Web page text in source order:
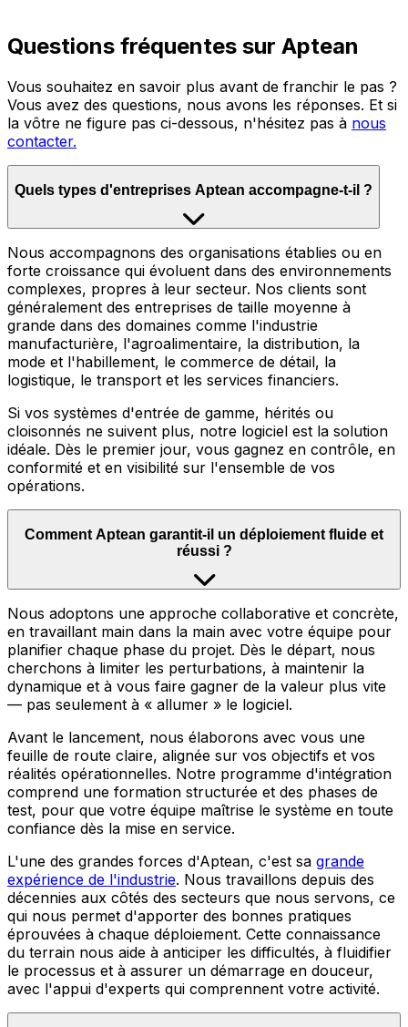
Questions fréquentes sur Aptean
Vous souhaitez en savoir plus avant de franchir le pas ?
Vous avez des questions, nous avons les réponses. Et si
la vôtre ne figure pas ci-dessous, n'hésitez pas à nous
contacter.
Quels types d'entreprises Aptean accompagne-t-il ?
Nous accompagnons des organisations établies ou en
forte croissance qui évoluent dans des environnements
complexes, propres à leur secteur. Nos clients sont
généralement des entreprises de taille moyenne à
grande dans des domaines comme l'industrie
manufacturière, l'agroalimentaire, la distribution, la
mode et l'habillement, le commerce de détail, la
logistique, le transport et les services financiers.
Si vos systèmes d'entrée de gamme, hérités ou
cloisonnés ne suivent plus, notre logiciel est la solution
idéale. Dès le premier jour, vous gagnez en contrôle, en
conformité et en visibilité sur l'ensemble de vos
opérations.
Comment Aptean garantit-il un déploiement fluide et
réussi ?
Nous adoptons une approche collaborative et concrète,
en travaillant main dans la main avec votre équipe pour
planifier chaque phase du projet. Dès le départ, nous
cherchons à limiter les perturbations, à maintenir la
dynamique et à vous faire gagner de la valeur plus vite
— pas seulement à « allumer » le logiciel.
Avant le lancement, nous élaborons avec vous une
feuille de route claire, alignée sur vos objectifs et vos
réalités opérationnelles. Notre programme d'intégration
comprend une formation structurée et des phases de
test, pour que votre équipe maîtrise le système en toute
confiance dès la mise en service.
L'une des grandes forces d'Aptean, c'est sa grande
expérience de l'industrie. Nous travaillons depuis des
décennies aux côtés des secteurs que nous servons, ce
qui nous permet d'apporter des bonnes pratiques
éprouvées à chaque déploiement. Cette connaissance
du terrain nous aide à anticiper les difficultés, à fluidifier
le processus et à assurer un démarrage en douceur,
avec l'appui d'experts qui comprennent votre activité.